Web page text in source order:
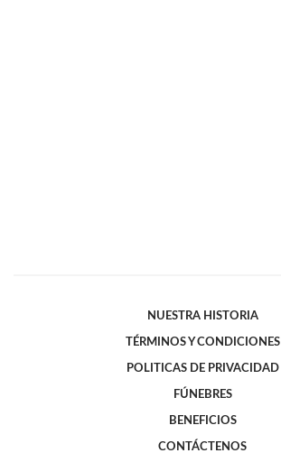
NUESTRA HISTORIA
TÉRMINOS Y CONDICIONES
POLITICAS DE PRIVACIDAD
FÚNEBRES
BENEFICIOS
CONTÁCTENOS